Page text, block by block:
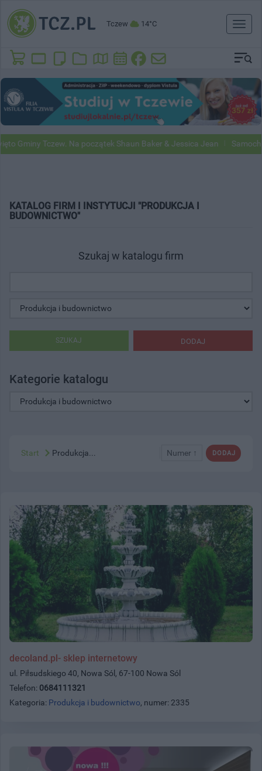
Tczew 14°C
Toggle
Tczew. Na początek Shaun Baker & Jessica Jean Samochody
KATALOG FIRM I INSTYTUCJI "PRODUKCJA I
BUDOWNICTWO"
Szukaj w katalogu firm
DODAJ
SZUKAJ
Kategorie katalogu
DODAJ
Numer ↑
Start Produkcja...
decoland.pl- sklep internetowy
ul. Piłsudskiego 40, Nowa Sól, 67-100 Nowa Sól
Telefon: 0684111321
Kategoria: Produkcja i budownictwo, numer: 2335